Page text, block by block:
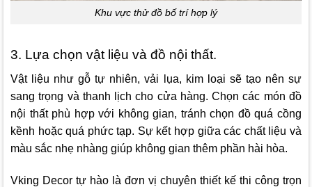
Khu vực thử đồ bố trí hợp lý
3. Lựa chọn vật liệu và đồ nội thất.
Vật liệu như gỗ tự nhiên, vải lụa, kim loại sẽ tạo nên sự
sang trọng và thanh lịch cho cửa hàng. Chọn các món đồ
nội thất phù hợp với không gian, tránh chọn đồ quá cồng
kềnh hoặc quá phức tạp. Sự kết hợp giữa các chất liệu và
màu sắc nhẹ nhàng giúp không gian thêm phần hài hòa.
Vking Decor tự hào là đơn vị chuyên thiết kế thi công trọn